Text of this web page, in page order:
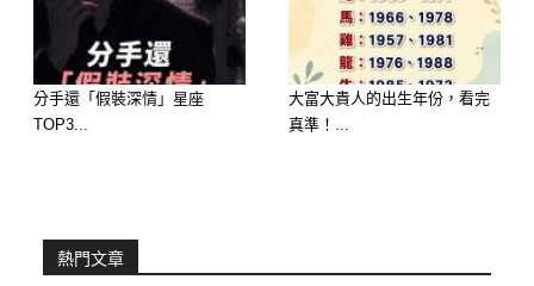
https://lihi3.cc/c5H8h
分手還「假裝深情」星座
TOP3...
大富大貴人的出生年份，看完
真準！...
熱門文章